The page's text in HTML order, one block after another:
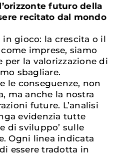
futuro della
recitato dal mondo
gioco: la crescita o il
imprese, siamo
per la valorizzazione di
sbagliare.
le conseguenze, non
ma anche la nostra
future. L’analisi
evidenzia tutte
di sviluppo’ sulle
Ogni linea indicata
essere tradotta in